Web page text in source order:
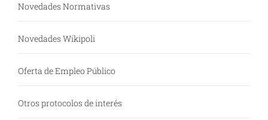
Novedades Normativas
Novedades Wikipoli
Oferta de Empleo Público
Otros protocolos de interés